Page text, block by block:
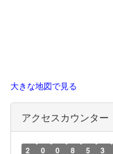
大きな地図で見る
アクセスカウンター
2 0 0 8 5 3